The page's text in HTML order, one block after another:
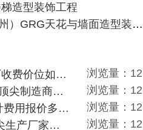
造型装饰工程
罗浮宫家居艺术中心（广州）GRG天花与墙面造型装饰工程
淄博专业GRG设计材料厂收费价位如何？
浏览量：
珠海1443米²grg造型设计顶尖制造商付费付费多少？
浏览量：
重庆3217平方米GRG设计费用报价多少？
浏览量：
滨州1217平方grg设计顶尖生产厂家价目如何？
浏览量：